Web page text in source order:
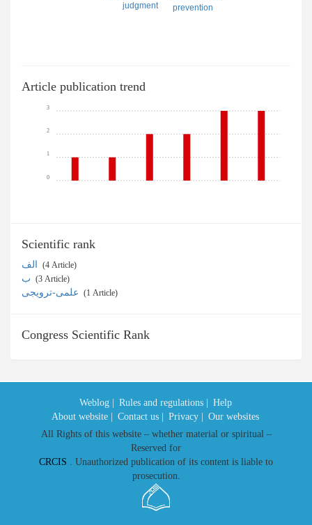
judgment prevention
Article publication trend
0
1
2
3
Scientific rank
‎ (4 Article)
‎ (3 Article)
‎ (1 Article)
Congress Scientific Rank
Weblog | Rules and regulations |
Help
About website |
Contact us | Privacy |
Our websites
All Rights of this website – whether material or spiritual –
Reserved for
CRCIS . Unauthorized publication of its content is liable to
prosecution.